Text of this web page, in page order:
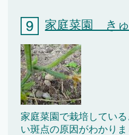
家庭菜園 きゅ
家庭菜園で栽培してい
い斑点の原因がわかり